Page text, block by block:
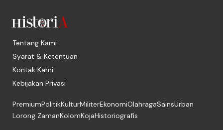
Tentang Kami
Syarat & Ketentuan
Kontak Kami
Kebijakan Privasi
PremiumPolitikKulturMiliterEkonomiOlahragaSainsUrban
Lorong ZamanKolomKojaHistoriografis